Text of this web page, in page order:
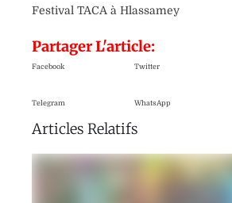
Festival TACA à Hlassamey
Partager L'article:
Facebook Twitter
Telegram WhatsApp
Articles Relatifs